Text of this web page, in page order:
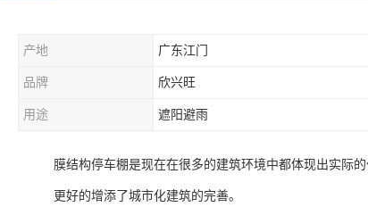
产地 广东江门
品牌 欣兴旺
用途 遮阳避雨
膜结构停车棚是现在在很多的建筑环境中都体现出实际
更好的增添了城市化建筑的完善。